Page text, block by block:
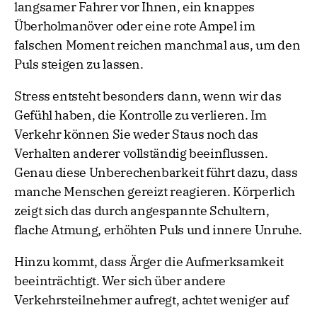
langsamer Fahrer vor Ihnen, ein knappes
Überholmanöver oder eine rote Ampel im
falschen Moment reichen manchmal aus, um den
Puls steigen zu lassen.
Stress entsteht besonders dann, wenn wir das
Gefühl haben, die Kontrolle zu verlieren. Im
Verkehr können Sie weder Staus noch das
Verhalten anderer vollständig beeinflussen.
Genau diese Unberechenbarkeit führt dazu, dass
manche Menschen gereizt reagieren. Körperlich
zeigt sich das durch angespannte Schultern,
flache Atmung, erhöhten Puls und innere Unruhe.
Hinzu kommt, dass Ärger die Aufmerksamkeit
beeinträchtigt. Wer sich über andere
Verkehrsteilnehmer aufregt, achtet weniger auf